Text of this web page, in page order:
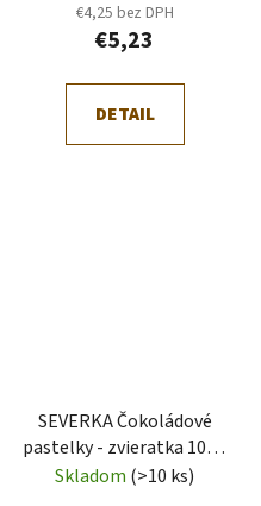
€4,25 bez DPH
€5,23
DETAIL
SEVERKA Čokoládové
pastelky - zvieratka 100g
(9069)
Skladom (>10 ks)